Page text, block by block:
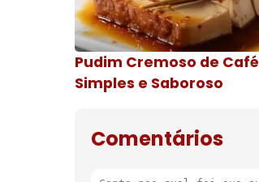
Pudim Cremoso de Café
Simples e Saboroso
Comentários